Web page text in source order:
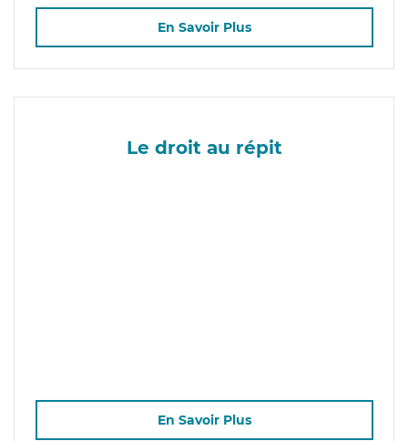
En Savoir Plus
Le droit au répit
En Savoir Plus